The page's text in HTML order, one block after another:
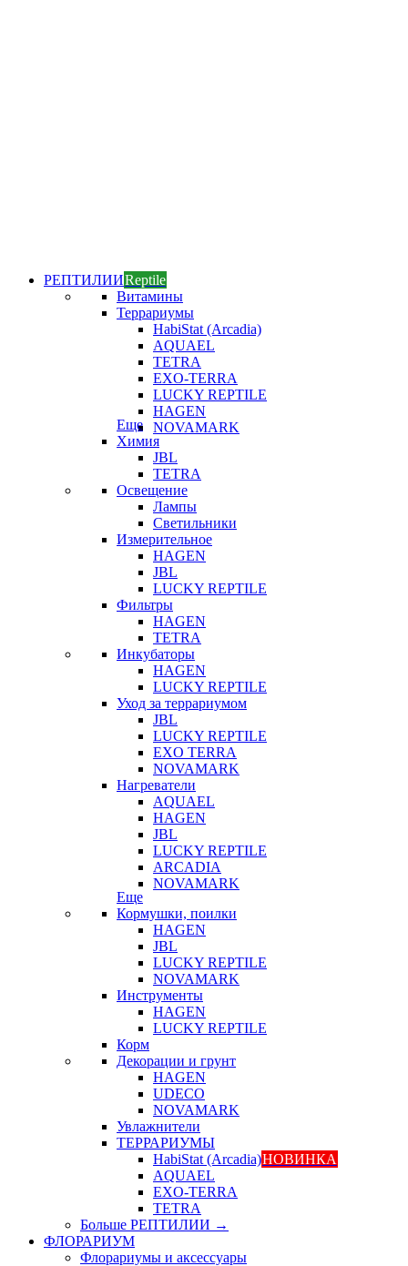
РЕПТИЛИИReptile
Витамины
Террариумы
HabiStat (Arcadia)
AQUAEL
TETRA
EXO-TERRA
LUCKY REPTILE
HAGEN
NOVAMARK
Еще
Химия
JBL
TETRA
Освещение
Лампы
Светильники
Измерительное
HAGEN
JBL
LUCKY REPTILE
Фильтры
HAGEN
TETRA
Инкубаторы
HAGEN
LUCKY REPTILE
Уход за террариумом
JBL
LUCKY REPTILE
EXO TERRA
NOVAMARK
Нагреватели
AQUAEL
HAGEN
JBL
LUCKY REPTILE
ARCADIA
NOVAMARK
Еще
Кормушки, поилки
HAGEN
JBL
LUCKY REPTILE
NOVAMARK
Инструменты
HAGEN
LUCKY REPTILE
Корм
Декорации и грунт
HAGEN
UDECO
NOVAMARK
Увлажнители
ТЕРРАРИУМЫ
HabiStat (Arcadia)НОВИНКА
AQUAEL
EXO-TERRA
TETRA
Больше РЕПТИЛИИ →
ФЛОРАРИУМ
Флорариумы и аксессуары